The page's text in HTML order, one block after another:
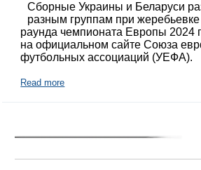
Сборные Украины и Беларуси
разным группам при жеребьевке
раунда чемпионата Европы 2024
на официальном сайте Союза
футбольных ассоциаций (УЕФА).
Read more